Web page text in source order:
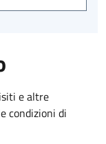
e altre
condizioni di